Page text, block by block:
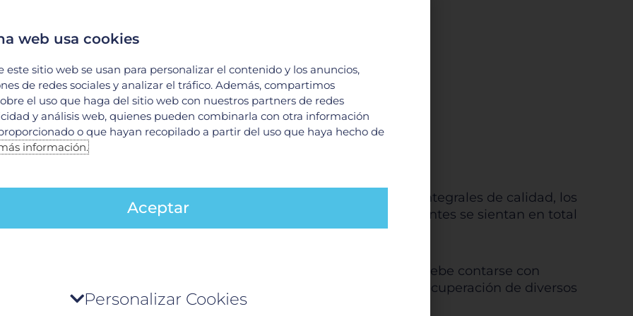
pacientes.
registros médicos de cada paciente.
y paliativos.
vías.
sobre los cuidados que deben seguirse.
el material durante una intervención.
y enfermeros es de gran importancia para mantener cuidados integrales de calidad, los
con cada persona que atienden, de tal manera que los pacientes se sientan en total
únicamente medicamentos y el equipo adecuado, también debe contarse con
siendo los enfermeros el mayor soporte para la pronta recuperación de diversos
web usa cookies
este sitio web se usan para personalizar el contenido y los anuncios,
de redes sociales y analizar el tráfico. Además, compartimos
el uso que haga del sitio web con nuestros partners de redes
y análisis web, quienes pueden combinarla con otra información
o que hayan recopilado a partir del uso que haya hecho de
información.
Aceptar
de preferencia de la privacidad
Personalizar Cookies